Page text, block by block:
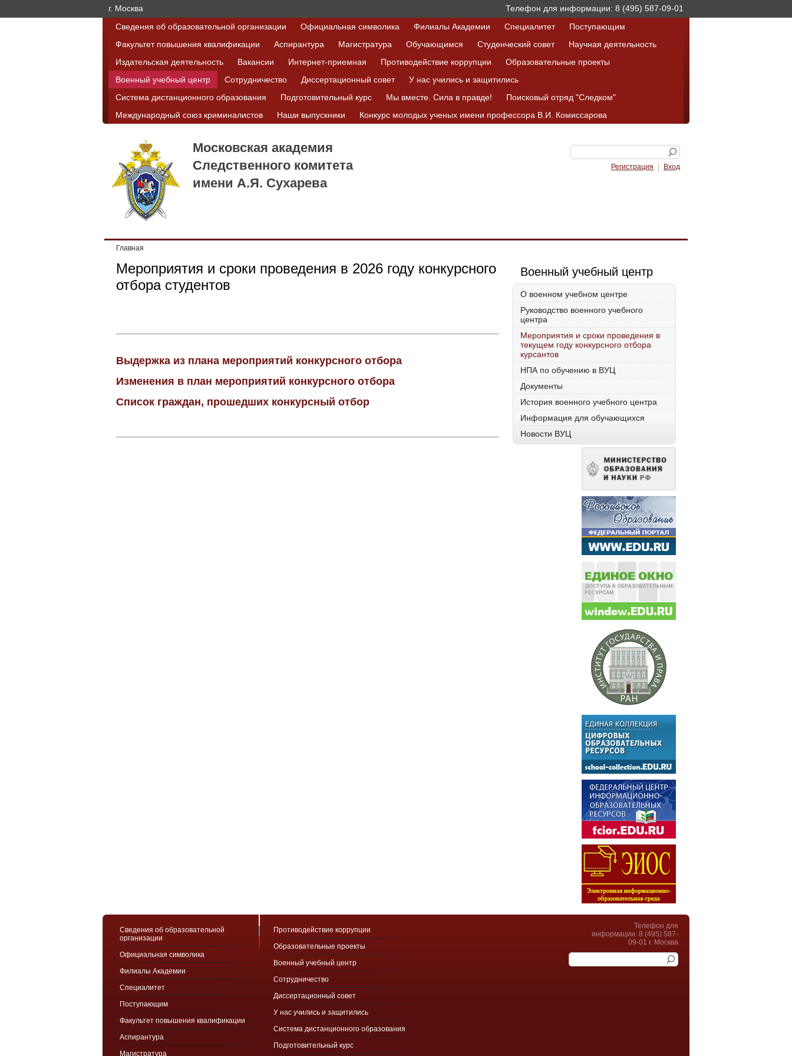
г. Москва
Телефон для информации: 8 (495) 587-09-01
Сведения об образовательной организации
Официальная символика Филиалы Академии Специалитет
Поступающим
Факультет повышения квалификации
Аспирантура Магистратура Обучающимся Студенческий совет
Научная деятельность
Издательская деятельность
Вакансии Интернет-приемная Противодействие коррупции
Образовательные проекты
Военный учебный центр
Сотрудничество Диссертационный совет
У нас учились и защитились
Система дистанционного образования
Подготовительный курс Мы вместе. Сила в правде!
Поисковый отряд "Следком"
Международный союз криминалистов
Наши выпускники Конкурс молодых ученых имени профессора В.И. Комиссарова
Московская академия
Следственного комитета
имени А.Я. Сухарева
Регистрация Вход
Главная
Военный учебный центр
О военном учебном центре
Руководство военного учебного
центра
Мероприятия и сроки проведения в
текущем году конкурсного отбора
курсантов
НПА по обучению в ВУЦ
Документы
История военного учебного центра
Информация для обучающихся
Новости ВУЦ
Мероприятия и сроки проведения в 2026 году конкурсного
отбора студентов
Выдержка из плана мероприятий конкурсного отбора
Изменения в план мероприятий конкурсного отбора
Список граждан, прошедших конкурсный отбор
Сведения об образовательной
организации
Официальная символика
Филиалы Академии
Специалитет
Поступающим
Факультет повышения квалификации
Аспирантура
Магистратура
Противодействие коррупции
Образовательные проекты
Военный учебный центр
Сотрудничество
Диссертационный совет
У нас учились и защитились
Система дистанционного образования
Подготовительный курс
Телефон для
информации: 8 (495) 587-
09-01 г. Москва